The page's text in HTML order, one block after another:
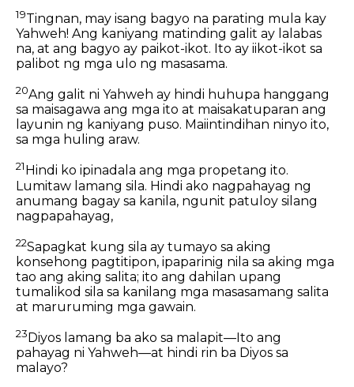
19Tingnan, may isang bagyo na parating mula kay
Yahweh! Ang kaniyang matinding galit ay lalabas
na, at ang bagyo ay paikot-ikot. Ito ay iikot-ikot sa
palibot ng mga ulo ng masasama.
20Ang galit ni Yahweh ay hindi huhupa hanggang
sa maisagawa ang mga ito at maisakatuparan ang
layunin ng kaniyang puso. Maiintindihan ninyo ito,
sa mga huling araw.
21 Hindi ko ipinadala ang mga propetang ito.
Lumitaw lamang sila. Hindi ako nagpahayag ng
anumang bagay sa kanila, ngunit patuloy silang
nagpapahayag,
22Sapagkat kung sila ay tumayo sa aking
konsehong pagtitipon, ipaparinig nila sa aking mga
tao ang aking salita; ito ang dahilan upang
tumalikod sila sa kanilang mga masasamang salita
at maruruming mga gawain.
23 Diyos lamang ba ako sa malapit—Ito ang
pahayag ni Yahweh—at hindi rin ba Diyos sa
malayo?